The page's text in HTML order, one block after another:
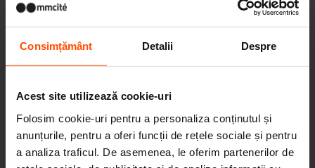
Consimțământ Detalii Despre
Acest site utilizează cookie-uri
Folosim cookie-uri pentru a personaliza conținutul și
anunțurile, pentru a oferi funcții de rețele sociale și pentru
a analiza traficul. De asemenea, le oferim partenerilor de
Wien – Donauterasse